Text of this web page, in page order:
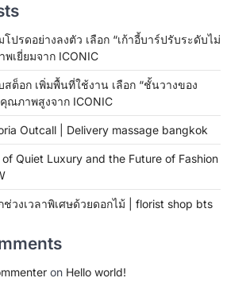
โปรดอย่างลงตัว เลือก “เก้าอี้บาร์ปรับระดับไม่
เยี่ยมจาก ICONIC
สต็อก เพิ่มพื้นที่ใช้งาน เลือก “ชั้นวางของ
ณภาพสูงจาก ICONIC
Outcall | Delivery massage bangkok
Quiet Luxury and the Future of Fashion
ช่วงเวลาพิเศษด้วยดอกไม้ | florist shop bts
on Hello world!